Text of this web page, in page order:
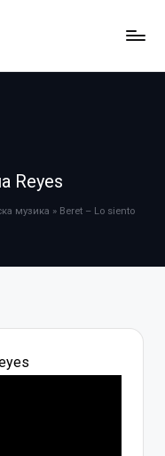
Reyes
музика » Beret – Lo siento